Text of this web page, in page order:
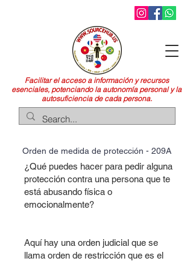
Facilitar el acceso a información y recursos
esenciales, potenciando la autonomía personal y la
autosuficiencia de cada persona.
Orden de medida de protección - 209A
¿Qué puedes hacer para pedir alguna
protección contra una persona que te
está abusando física o
emocionalmente?
Aquí hay una orden judicial que se
llama orden de restricción que es el